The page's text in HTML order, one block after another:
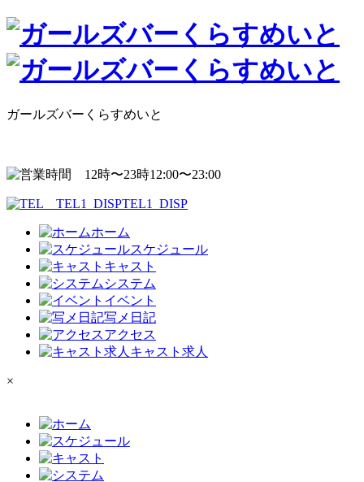
ガールズバーくらすめいと
12:00〜23:00
TEL1_DISP
ホーム
スケジュール
キャスト
システム
イベント
写メ日記
アクセス
キャスト求人
×